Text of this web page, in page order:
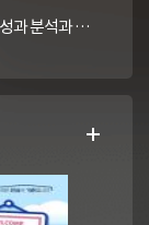
수입식품 안전관리 제도의 성과 분석과 수입식품법령의 재정비 방안